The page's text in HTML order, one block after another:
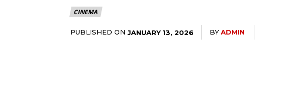
CINEMA
PUBLISHED ON JANUARY 13, 2026 BYADMIN